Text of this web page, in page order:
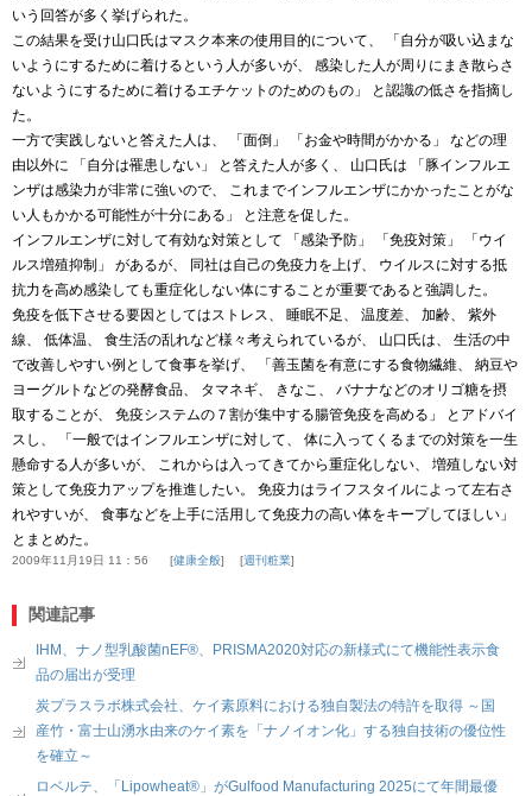
いう回答が多く挙げられた。
この結果を受け山口氏はマスク本来の使用目的について、 「自分が吸い込まな
いようにするために着けるという人が多いが、 感染した人が周りにまき散らさ
ないようにするために着けるエチケットのためのもの」 と認識の低さを指摘し
た。
一方で実践しないと答えた人は、 「面倒」 「お金や時間がかかる」 などの理
由以外に 「自分は罹患しない」 と答えた人が多く、 山口氏は 「豚インフルエ
ンザは感染力が非常に強いので、 これまでインフルエンザにかかったことがな
い人もかかる可能性が十分にある」 と注意を促した。
インフルエンザに対して有効な対策として 「感染予防」 「免疫対策」 「ウイ
ルス増殖抑制」 があるが、 同社は自己の免疫力を上げ、 ウイルスに対する抵
抗力を高め感染しても重症化しない体にすることが重要であると強調した。
免疫を低下させる要因としてはストレス、 睡眠不足、 温度差、 加齢、 紫外
線、 低体温、 食生活の乱れなど様々考えられているが、 山口氏は、 生活の中
で改善しやすい例として食事を挙げ、 「善玉菌を有意にする食物繊維、 納豆や
ヨーグルトなどの発酵食品、 タマネギ、 きなこ、 バナナなどのオリゴ糖を摂
取することが、 免疫システムの７割が集中する腸管免疫を高める」 とアドバイ
スし、 「一般ではインフルエンザに対して、 体に入ってくるまでの対策を一生
懸命する人が多いが、 これからは入ってきてから重症化しない、 増殖しない対
策として免疫力アップを推進したい。 免疫力はライフスタイルによって左右さ
れやすいが、 食事などを上手に活用して免疫力の高い体をキープしてほしい」
とまとめた。
2009年11月19日 11：56 健康全般 週刊粧業
関連記事
IHM、ナノ型乳酸菌nEF®、PRISMA2020対応の新様式にて機能性表示食
品の届出が受理
炭プラスラボ株式会社、ケイ素原料における独自製法の特許を取得 ～国
産竹・富士山湧水由来のケイ素を「ナノイオン化」する独自技術の優位性
を確立～
ロベルテ、「Lipowheat®」がGulfood Manufacturing 2025にて年間最優